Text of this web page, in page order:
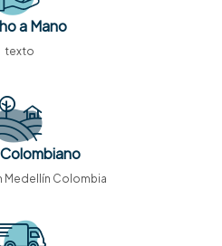
a Mano
texto
Medellín Colombia